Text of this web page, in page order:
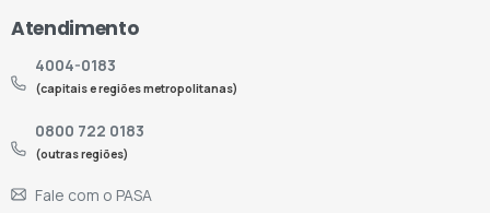
Atendimento
4004-0183
(capitais e regiões metropolitanas)
0800 722 0183
(outras regiões)
Fale com o PASA